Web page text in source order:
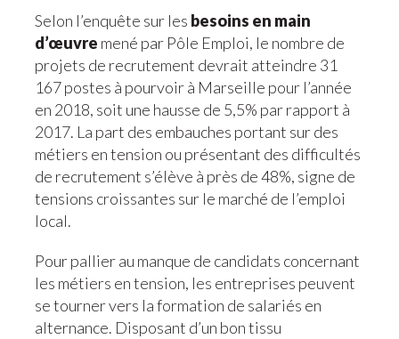
Selon l’enquête sur les besoins en main
d’œuvre mené par Pôle Emploi, le nombre de
projets de recrutement devrait atteindre 31
167 postes à pourvoir à Marseille pour l’année
en 2018, soit une hausse de 5,5% par rapport à
2017. La part des embauches portant sur des
métiers en tension ou présentant des difficultés
de recrutement s’élève à près de 48%, signe de
tensions croissantes sur le marché de l’emploi
local.
Pour pallier au manque de candidats concernant
les métiers en tension, les entreprises peuvent
se tourner vers la formation de salariés en
alternance. Disposant d’un bon tissu